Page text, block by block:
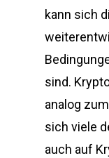
kann sich
sind.
analog
sich viele
auch auf